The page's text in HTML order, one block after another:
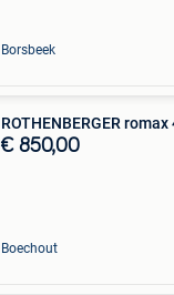
Borsbeek
ROTHENBERGER
€ 850,00
Boechout